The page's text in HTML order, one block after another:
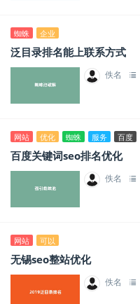
蜘蛛 企业
泛目录排名能上联系方式
佚名
网站 优化 蜘蛛 服务 百度
百度关键词seo排名优化
佚名
网站 可以
无锡seo整站优化
佚名